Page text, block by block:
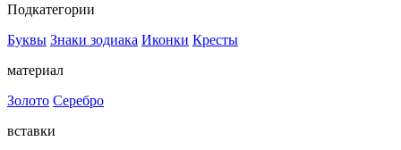
Подкатегории
Буквы Знаки зодиака Иконки Кресты
материал
Золото Серебро
вставки